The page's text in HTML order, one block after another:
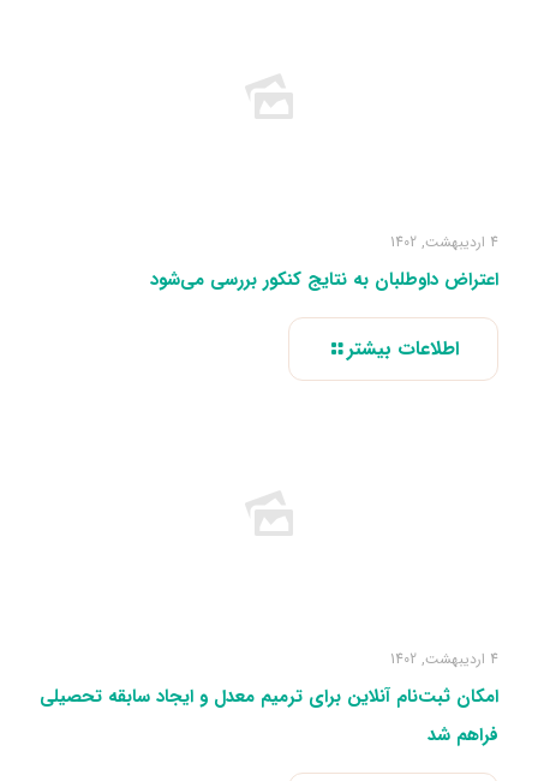
4 اردیبهشت, 1402
اعتراض داوطلبان به نتایج کنکور بررسی می‌شود
اطلاعات بیشتر
4 اردیبهشت, 1402
امکان ثبت‌نام آنلاین برای ترمیم معدل و ایجاد سابقه تحصیلی
فراهم شد